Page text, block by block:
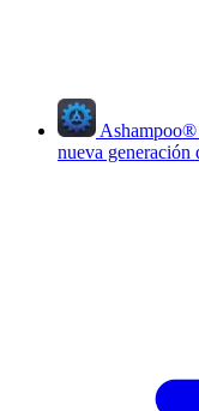
Ashampoo®
nueva generación